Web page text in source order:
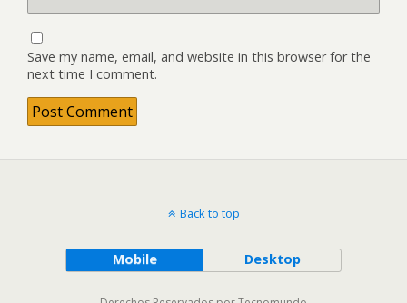
Save my name, email, and website in this browser for the
next time I comment.
Back to top
Mobile Desktop